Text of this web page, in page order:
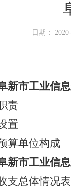
日期：
新市工业信
责
置
算单位构成
新市工业信
支总体情况表